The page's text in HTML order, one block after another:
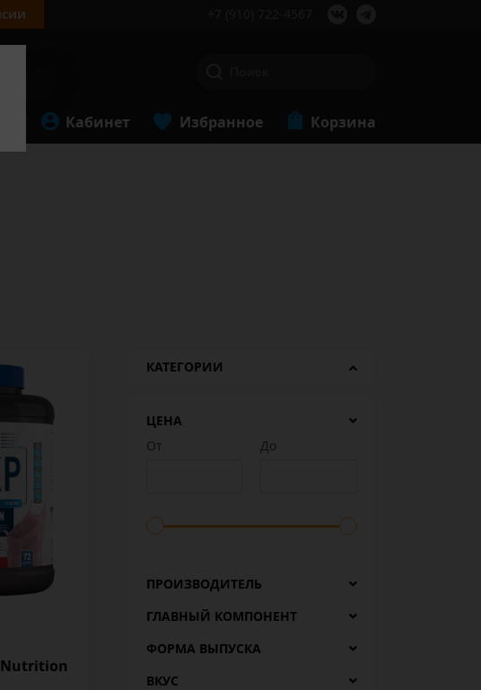
Кабинет Избранное Корзина
КАТЕГОРИИ
ЦЕНА
От
До
ПРОИЗВОДИТЕЛЬ
ГЛАВНЫЙ КОМПОНЕНТ
ФОРМА ВЫПУСКА
ВКУС